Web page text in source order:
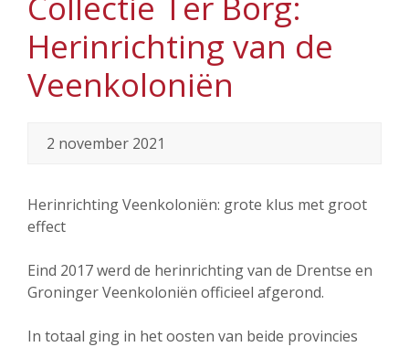
Herinrichting van de
Veenkoloniën
2 november 2021
Herinrichting Veenkoloniën: grote klus met groot
effect
Eind 2017 werd de herinrichting van de Drentse en
Groninger Veenkoloniën officieel afgerond.
In totaal ging in het oosten van beide provincies